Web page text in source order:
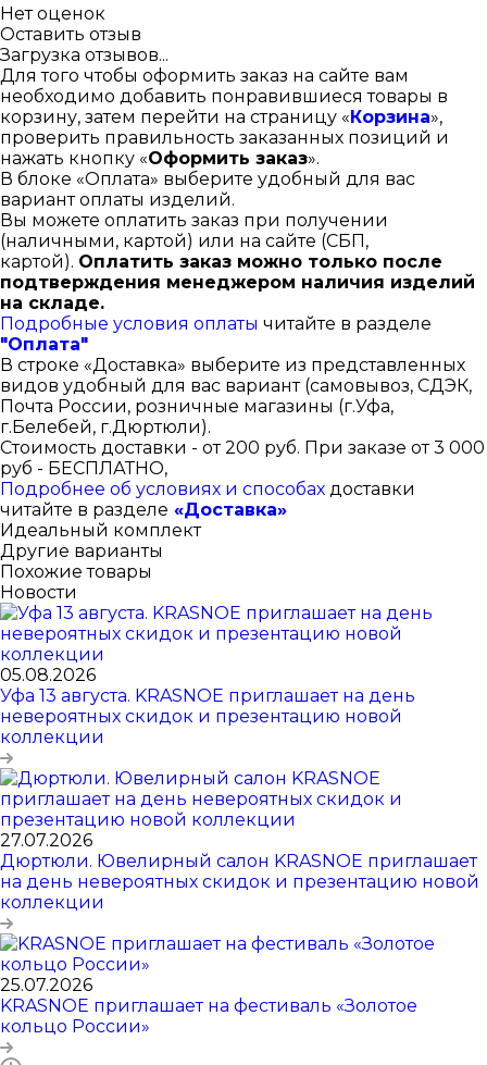
Нет оценок
Оставить отзыв
Загрузка отзывов...
Для того чтобы оформить заказ на сайте вам
необходимо добавить понравившиеся товары в
корзину, затем перейти на страницу «Корзина»,
проверить правильность заказанных позиций и
нажать кнопку «Оформить заказ».
В блоке «Оплата» выберите удобный для вас
вариант оплаты изделий.
Вы можете оплатить заказ при получении
(наличными, картой) или на сайте (СБП,
картой). Оплатить заказ можно только после
подтверждения менеджером наличия изделий
на складе.
Подробные условия оплаты читайте в разделе
"Оплата"
В строке «Доставка» выберите из представленных
видов удобный для вас вариант (самовывоз, СДЭК,
Почта России, розничные магазины (г.Уфа,
г.Белебей, г.Дюртюли).
Стоимость доставки - от 200 руб. При заказе от 3 000
руб - БЕСПЛАТНО,
Подробнее об условиях и способах доставки
читайте в разделе «Доставка»
Идеальный комплект
Другие варианты
Похожие товары
Новости
05.08.2026
Уфа 13 августа. KRASNOE приглашает на день
невероятных скидок и презентацию новой
коллекции
27.07.2026
Дюртюли. Ювелирный салон KRASNOE приглашает
на день невероятных скидок и презентацию новой
коллекции
25.07.2026
KRASNOE приглашает на фестиваль «Золотое
кольцо России»